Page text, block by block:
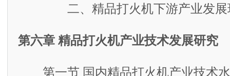
二、精品打火机下游产业发展
第六章 精品打火机产业技术发展研究
第一节 国内精品打火机产业技术水